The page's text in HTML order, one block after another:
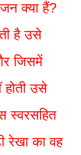
क्या हैं?
है उसे
जिसमें
होती उसे
स्वरसहित
रेखा का वह